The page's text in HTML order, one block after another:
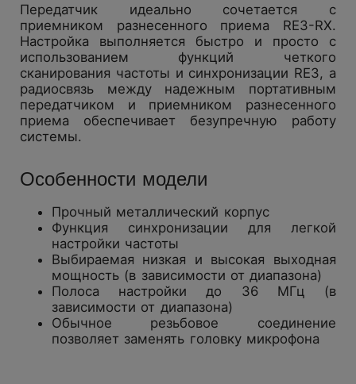
Передатчик идеально сочетается с
приемником разнесенного приема RE3-RX.
Настройка выполняется быстро и просто с
использованием функций четкого
сканирования частоты и синхронизации RE3, а
радиосвязь между надежным портативным
передатчиком и приемником разнесенного
приема обеспечивает безупречную работу
системы.
Особенности модели
Прочный металлический корпус
Функция синхронизации для легкой
настройки частоты
Выбираемая низкая и высокая выходная
мощность (в зависимости от диапазона)
Полоса настройки до 36 МГц (в
зависимости от диапазона)
Обычное резьбовое соединение
позволяет заменять головку микрофона